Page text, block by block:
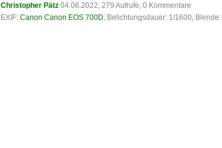
Christopher Pätz 04.06.2022, 279 Aufrufe, 0 Kommentare
EXIF: Canon Canon EOS 700D, Belichtungsdauer: 1/1600,